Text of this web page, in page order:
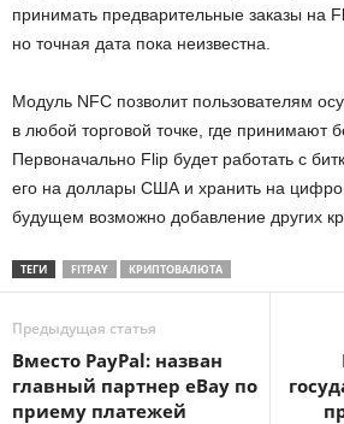
принимать предварительные заказы на
но точная дата пока неизвестна.
Модуль NFC позволит пользователям
в любой торговой точке, где принимают
Первоначально Flip будет работать с
его на доллары США и хранить на
будущем возможно добавление других
ТЕГИ FITPAY КРИПТОВАЛЮТА
Предыдущая статья
Вместо PayPal: назван
главный партнер eBay по
приему платежей